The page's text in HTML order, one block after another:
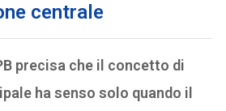
centrale
precisa che il concetto di
ha senso solo quando il